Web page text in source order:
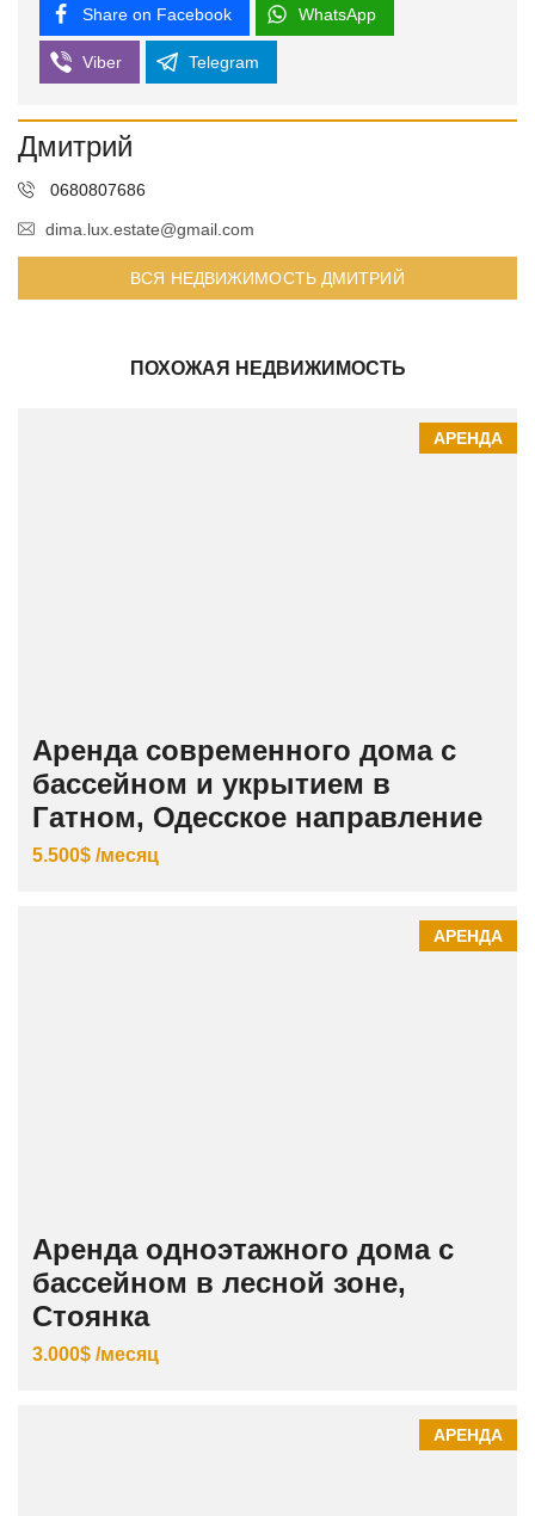
Share on Facebook WhatsApp
Viber Telegram
Дмитрий
0680807686
dima.lux.estate@gmail.com
ВСЯ НЕДВИЖИМОСТЬ ДМИТРИЙ
ПОХОЖАЯ НЕДВИЖИМОСТЬ
АРЕНДА
Аренда современного дома с
бассейном и укрытием в
Гатном, Одесское направление
5.500$ /месяц
АРЕНДА
Аренда одноэтажного дома с
бассейном в лесной зоне,
Стоянка
3.000$ /месяц
АРЕНДА